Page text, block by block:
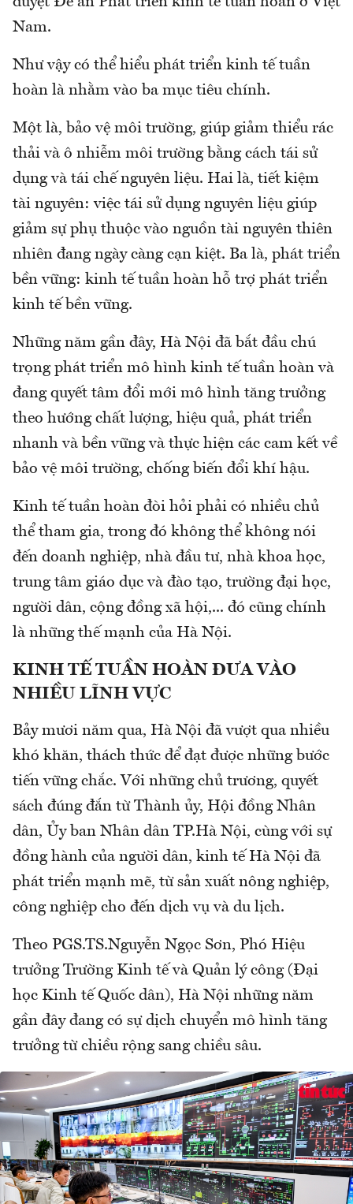
Nam.
Như vậy có thể hiểu phát triển kinh tế tuần
hoàn là nhằm vào ba mục tiêu chính.
Một là, bảo vệ môi trường, giúp giảm thiểu rác
thải và ô nhiễm môi trường bằng cách tái sử
dụng và tái chế nguyên liệu. Hai là, tiết kiệm
tài nguyên: việc tái sử dụng nguyên liệu giúp
giảm sự phụ thuộc vào nguồn tài nguyên thiên
nhiên đang ngày càng cạn kiệt. Ba là, phát triển
bền vững: kinh tế tuần hoàn hỗ trợ phát triển
kinh tế bền vững.
Những năm gần đây, Hà Nội đã bắt đầu chú
trọng phát triển mô hình kinh tế tuần hoàn và
đang quyết tâm đổi mới mô hình tăng trưởng
theo hướng chất lượng, hiệu quả, phát triển
nhanh và bền vững và thực hiện các cam kết về
bảo vệ môi trường, chống biến đổi khí hậu.
Kinh tế tuần hoàn đòi hỏi phải có nhiều chủ
thể tham gia, trong đó không thể không nói
đến doanh nghiệp, nhà đầu tư, nhà khoa học,
trung tâm giáo dục và đào tạo, trường đại học,
người dân, cộng đồng xã hội,... đó cũng chính
là những thế mạnh của Hà Nội.
KINH TẾ TUẦN HOÀN ĐƯA VÀO
NHIỀU LĨNH VỰC
Bảy mươi năm qua, Hà Nội đã vượt qua nhiều
khó khăn, thách thức để đạt được những bước
tiến vững chắc. Với những chủ trương, quyết
sách đúng đắn từ Thành ủy, Hội đồng Nhân
dân, Ủy ban Nhân dân TP.Hà Nội, cùng với sự
đồng hành của người dân, kinh tế Hà Nội đã
phát triển mạnh mẽ, từ sản xuất nông nghiệp,
công nghiệp cho đến dịch vụ và du lịch.
Theo PGS.TS.Nguyễn Ngọc Sơn, Phó Hiệu
trưởng Trường Kinh tế và Quản lý công (Đại
học Kinh tế Quốc dân), Hà Nội những năm
gần đây đang có sự dịch chuyển mô hình tăng
trưởng từ chiều rộng sang chiều sâu.